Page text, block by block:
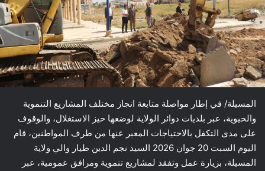
المسيلة/ في إطار مواصلة متابعة انجاز مختلف المشاريع التنموية
والحيوية، عبر بلديات دوائر الولاية لوضعها حيز الاستغلال، والوقوف
على مدى التكفل بالاحتياجات المعبر عنها من طرف المواطنين، قام
اليوم السبت 20 جوان 2026 السيد نجم الدين طيار والي ولاية
المسيلة، بزيارة عمل وتفقد لمشاريع تنموية ومرافق عمومية، عبر